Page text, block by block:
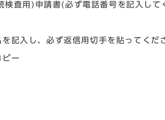
査用)申請書(必ず電話番号を記入して
記入し、必ず返信用切手を貼ってくだ
ー